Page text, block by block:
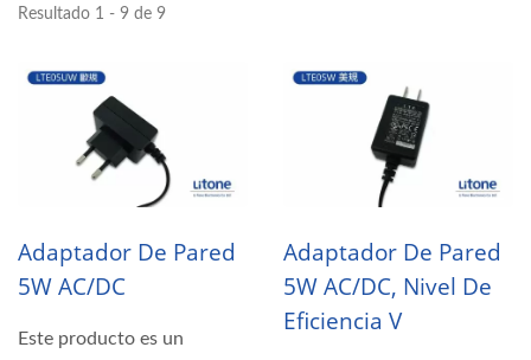
Resultado 1 - 9 de 9
Adaptador De Pared
5W AC/DC
Este producto es un
Adaptador De Pared
5W AC/DC, Nivel De
Eficiencia V